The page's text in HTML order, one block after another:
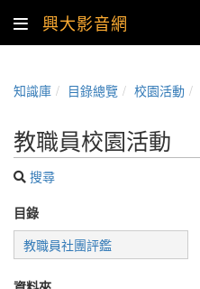
興大影音網
知識庫 目錄總覽 校園活動
教職員校園活動
搜尋
目錄
教職員社團評鑑